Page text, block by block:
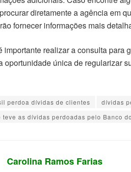
diretamente a agência em
fornecer informações mais
importante realizar a consulta
oportunidade única de regularizar
perdoa dívidas de clientes
dívidas
as dívidas perdoadas pelo Banco
Carolina Ramos Farias